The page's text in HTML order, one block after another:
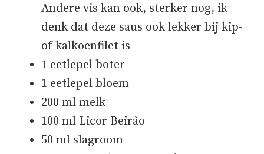
Andere vis kan ook, sterker nog, ik
denk dat deze saus ook lekker bij kip-
of kalkoenfilet is
1 eetlepel boter
1 eetlepel bloem
200 ml melk
100 ml Licor Beirão
50 ml slagroom